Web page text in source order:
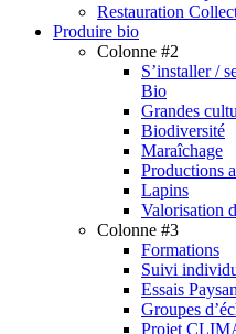
Restauration
Produire bio
Colonne #2
S’installer /
Bio
Grandes
Biodiversité
Maraîchage
Productions
Lapins
Valorisation
Colonne #3
Formations
Suivi
Essais
Groupes
Projet